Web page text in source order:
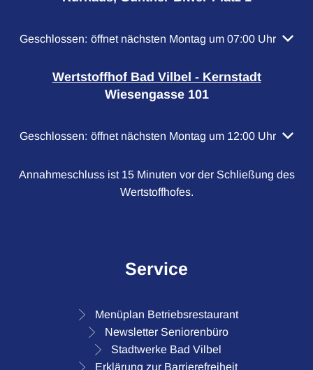
Klicken, um weitere Öffnungs- oder Schließzeiten
Geschlossen: öffnet nächsten Montag um 07:00 Uhr
Wertstoffhof Bad Vilbel - Kernstadt
Wiesengasse 101
Klicken, um weitere Öffnungs- oder Schließzeiten
Geschlossen: öffnet nächsten Montag um 12:00 Uhr
Annahmeschluss ist 15 Minuten vor der Schließung des
Wertstoffhofes.
Service
Menüplan Betriebsrestaurant
Newsletter Seniorenbüro
Stadtwerke Bad Vilbel
Erklärung zur Barrierefreiheit